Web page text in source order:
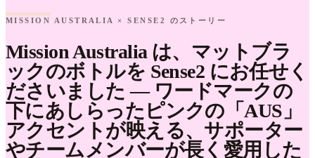
MISSION AUSTRALIA × SENSE2 のストーリー
Mission Australia は、マットブラ
ックのボトルを Sense2 にお任せく
ださいました — ワードマークの
下にあしらったピンクの「AUS」
アクセントが映える、サポーター
やチームメンバーが長く愛用した